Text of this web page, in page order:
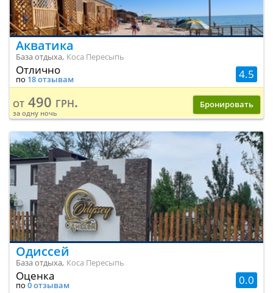
Акватика
База отдыха, Коса Пересыпь
4.5
Отлично
по 18 отзывам
от 490 грн.
за одну ночь
Бронировать
Одиссей
База отдыха, Коса Пересыпь
0.0
Оценка
по 0 отзывам